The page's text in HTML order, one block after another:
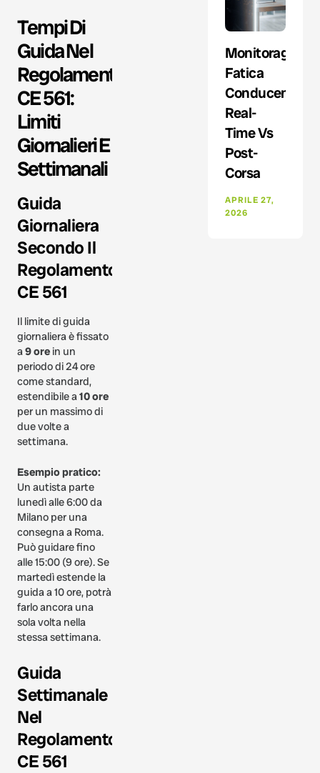
Tempi Di
Guida Nel
Regolamento
CE 561:
Limiti
Giornalieri E
Settimanali
Guida
Giornaliera
Secondo Il
Regolamento
CE 561
Il limite di guida
giornaliera è fissato
a9 ore in un
periodo di 24 ore
come standard,
estendibile a10 ore
per un massimo di
due volte a
settimana.
Esempio pratico:
Un autista parte
lunedì alle 6:00 da
Milano per una
consegna a Roma.
Può guidare fino
alle 15:00 (9 ore). Se
martedì estende la
guida a 10 ore, potrà
farlo ancora una
sola volta nella
stessa settimana.
Guida
Settimanale
Nel
Regolamento
CE 561
Monitoraggio
Fatica
Conducente:
Real-
Time Vs
Post-
Corsa
APRILE 27,
2026